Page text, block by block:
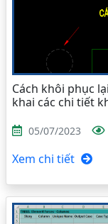
Cách khôi phục
khai các chi tiết
05/07/2023
Xem chi tiết